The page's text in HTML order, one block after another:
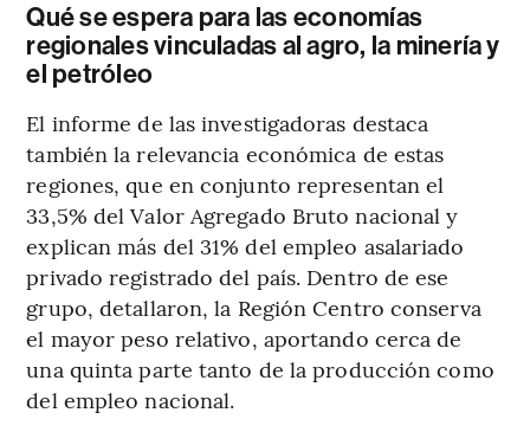
Qué se espera para las economías
regionales vinculadas al agro, la minería y
el petróleo
El informe de las investigadoras destaca
también la relevancia económica de estas
regiones, que en conjunto representan el
33,5% del Valor Agregado Bruto nacional y
explican más del 31% del empleo asalariado
privado registrado del país. Dentro de ese
grupo, detallaron, la Región Centro conserva
el mayor peso relativo, aportando cerca de
una quinta parte tanto de la producción como
del empleo nacional.